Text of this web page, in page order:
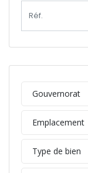
Gouvernorat
Emplacement
Type de bien